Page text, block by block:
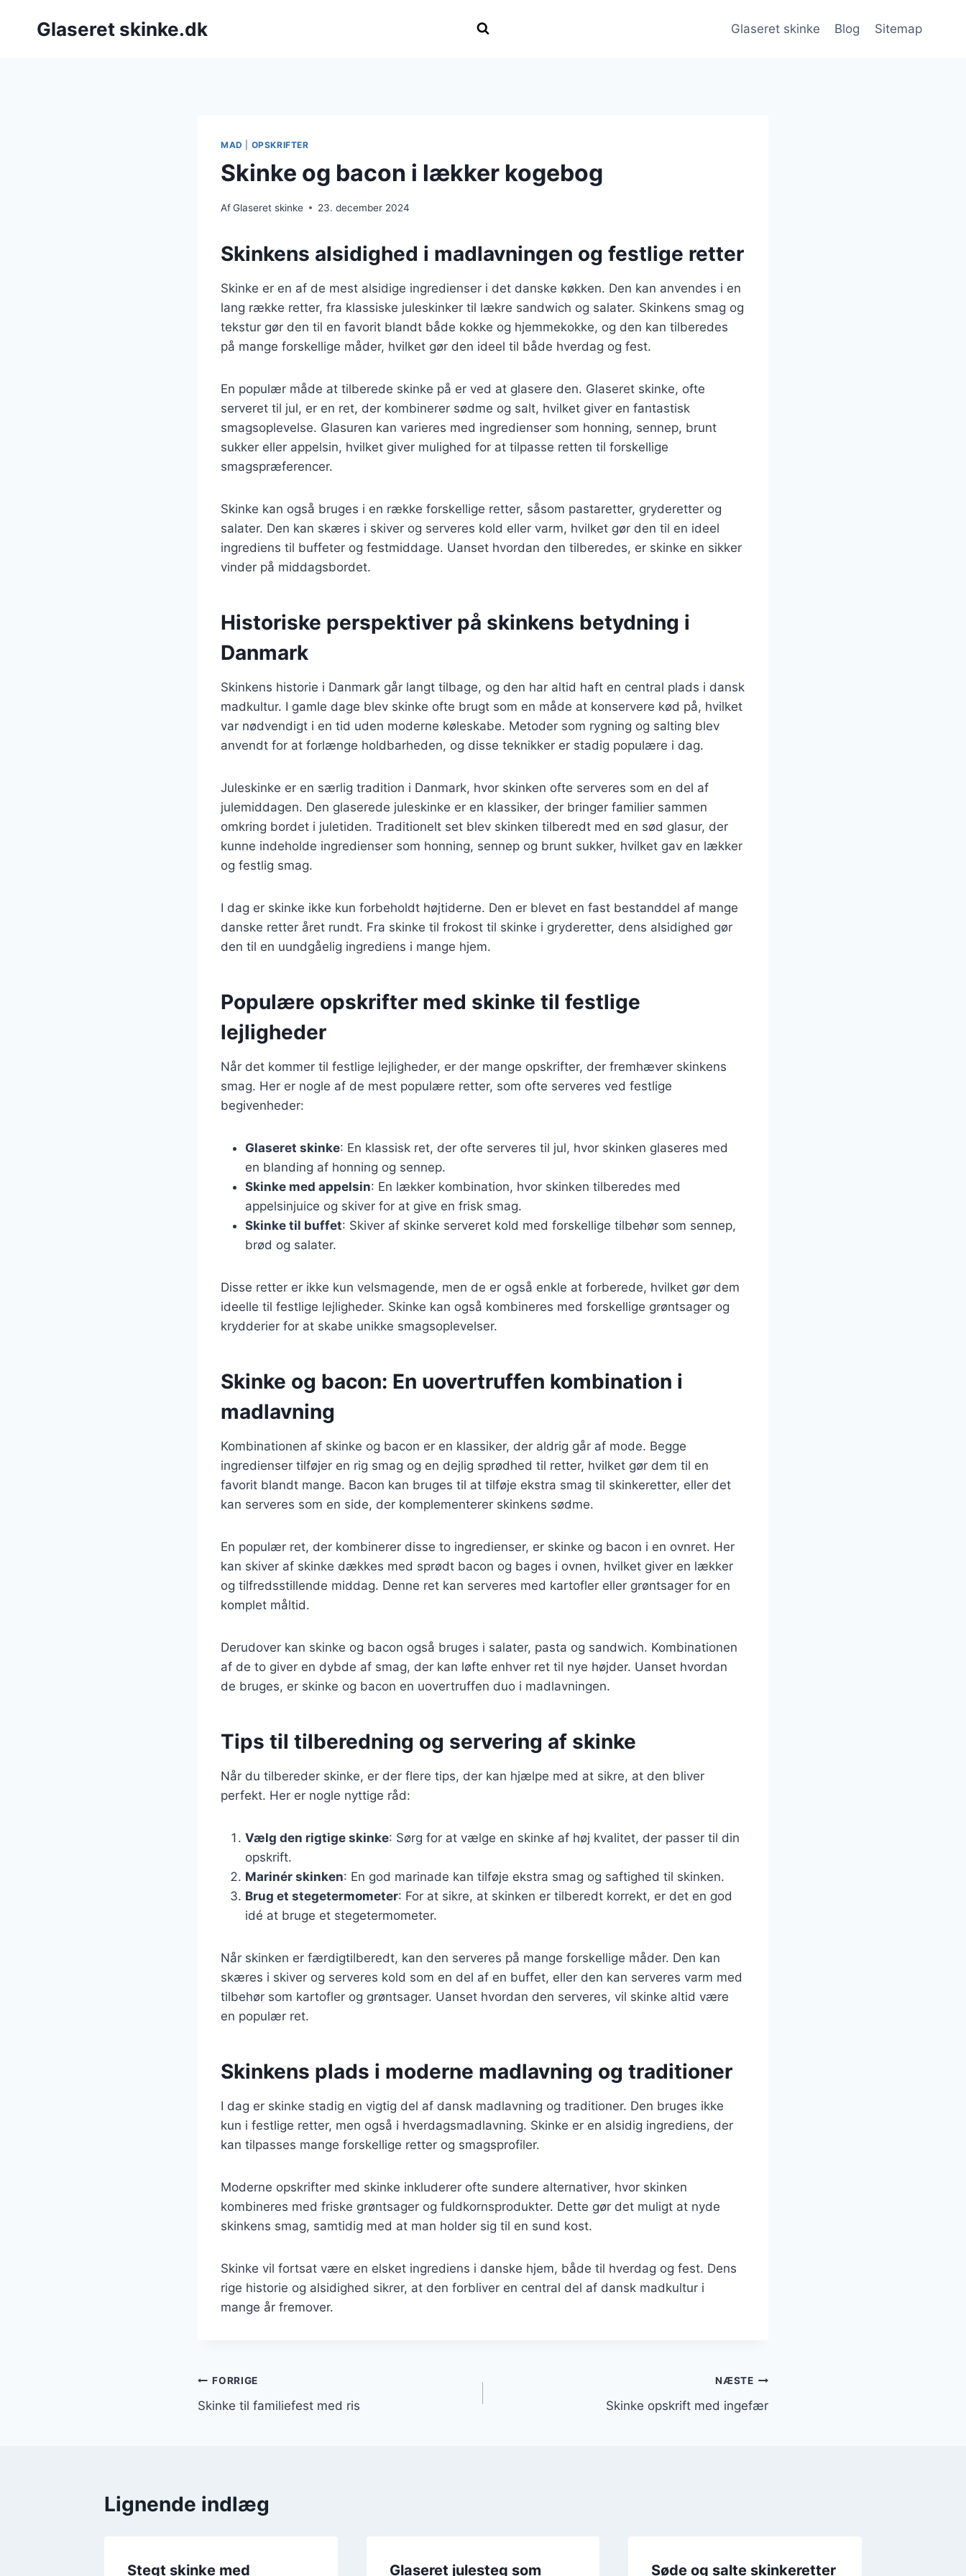
Glaseret skinke.dk Glaseret skinke Blog Sitemap
MAD OPSKRIFTER
Skinke og bacon i lækker kogebog
AfGlaseret skinke 23. december 2024
Skinkens alsidighed i madlavningen og festlige retter
Skinke er en af de mest alsidige ingredienser i det danske køkken. Den kan anvendes i en
lang række retter, fra klassiske juleskinker til lækre sandwich og salater. Skinkens smag og
tekstur gør den til en favorit blandt både kokke og hjemmekokke, og den kan tilberedes
på mange forskellige måder, hvilket gør den ideel til både hverdag og fest.
En populær måde at tilberede skinke på er ved at glasere den. Glaseret skinke, ofte
serveret til jul, er en ret, der kombinerer sødme og salt, hvilket giver en fantastisk
smagsoplevelse. Glasuren kan varieres med ingredienser som honning, sennep, brunt
sukker eller appelsin, hvilket giver mulighed for at tilpasse retten til forskellige
smagspræferencer.
Skinke kan også bruges i en række forskellige retter, såsom pastaretter, gryderetter og
salater. Den kan skæres i skiver og serveres kold eller varm, hvilket gør den til en ideel
ingrediens til buffeter og festmiddage. Uanset hvordan den tilberedes, er skinke en sikker
vinder på middagsbordet.
Historiske perspektiver på skinkens betydning i
Danmark
Skinkens historie i Danmark går langt tilbage, og den har altid haft en central plads i dansk
madkultur. I gamle dage blev skinke ofte brugt som en måde at konservere kød på, hvilket
var nødvendigt i en tid uden moderne køleskabe. Metoder som rygning og salting blev
anvendt for at forlænge holdbarheden, og disse teknikker er stadig populære i dag.
Juleskinke er en særlig tradition i Danmark, hvor skinken ofte serveres som en del af
julemiddagen. Den glaserede juleskinke er en klassiker, der bringer familier sammen
omkring bordet i juletiden. Traditionelt set blev skinken tilberedt med en sød glasur, der
kunne indeholde ingredienser som honning, sennep og brunt sukker, hvilket gav en lækker
og festlig smag.
I dag er skinke ikke kun forbeholdt højtiderne. Den er blevet en fast bestanddel af mange
danske retter året rundt. Fra skinke til frokost til skinke i gryderetter, dens alsidighed gør
den til en uundgåelig ingrediens i mange hjem.
Populære opskrifter med skinke til festlige
lejligheder
Når det kommer til festlige lejligheder, er der mange opskrifter, der fremhæver skinkens
smag. Her er nogle af de mest populære retter, som ofte serveres ved festlige
begivenheder:
Glaseret skinke: En klassisk ret, der ofte serveres til jul, hvor skinken glaseres med
en blanding af honning og sennep.
Skinke med appelsin: En lækker kombination, hvor skinken tilberedes med
appelsinjuice og skiver for at give en frisk smag.
Skinke til buffet: Skiver af skinke serveret kold med forskellige tilbehør som sennep,
brød og salater.
Disse retter er ikke kun velsmagende, men de er også enkle at forberede, hvilket gør dem
ideelle til festlige lejligheder. Skinke kan også kombineres med forskellige grøntsager og
krydderier for at skabe unikke smagsoplevelser.
Skinke og bacon: En uovertruffen kombination i
madlavning
Kombinationen af skinke og bacon er en klassiker, der aldrig går af mode. Begge
ingredienser tilføjer en rig smag og en dejlig sprødhed til retter, hvilket gør dem til en
favorit blandt mange. Bacon kan bruges til at tilføje ekstra smag til skinkeretter, eller det
kan serveres som en side, der komplementerer skinkens sødme.
En populær ret, der kombinerer disse to ingredienser, er skinke og bacon i en ovnret. Her
kan skiver af skinke dækkes med sprødt bacon og bages i ovnen, hvilket giver en lækker
og tilfredsstillende middag. Denne ret kan serveres med kartofler eller grøntsager for en
komplet måltid.
Derudover kan skinke og bacon også bruges i salater, pasta og sandwich. Kombinationen
af de to giver en dybde af smag, der kan løfte enhver ret til nye højder. Uanset hvordan
de bruges, er skinke og bacon en uovertruffen duo i madlavningen.
Tips til tilberedning og servering af skinke
Når du tilbereder skinke, er der flere tips, der kan hjælpe med at sikre, at den bliver
perfekt. Her er nogle nyttige råd:
Vælg den rigtige skinke: Sørg for at vælge en skinke af høj kvalitet, der passer til din
opskrift.
Marinér skinken: En god marinade kan tilføje ekstra smag og saftighed til skinken.
Brug et stegetermometer: For at sikre, at skinken er tilberedt korrekt, er det en god
idé at bruge et stegetermometer.
Når skinken er færdigtilberedt, kan den serveres på mange forskellige måder. Den kan
skæres i skiver og serveres kold som en del af en buffet, eller den kan serveres varm med
tilbehør som kartofler og grøntsager. Uanset hvordan den serveres, vil skinke altid være
en populær ret.
Skinkens plads i moderne madlavning og traditioner
I dag er skinke stadig en vigtig del af dansk madlavning og traditioner. Den bruges ikke
kun i festlige retter, men også i hverdagsmadlavning. Skinke er en alsidig ingrediens, der
kan tilpasses mange forskellige retter og smagsprofiler.
Moderne opskrifter med skinke inkluderer ofte sundere alternativer, hvor skinken
kombineres med friske grøntsager og fuldkornsprodukter. Dette gør det muligt at nyde
skinkens smag, samtidig med at man holder sig til en sund kost.
Skinke vil fortsat være en elsket ingrediens i danske hjem, både til hverdag og fest. Dens
rige historie og alsidighed sikrer, at den forbliver en central del af dansk madkultur i
mange år fremover.
Indlægsnavigation
FORRIGE
Skinke til familiefest med ris
NÆSTE
Skinke opskrift med ingefær
Lignende indlæg
Stegt skinke med Glaseret julesteg som Søde og salte skinkeretter